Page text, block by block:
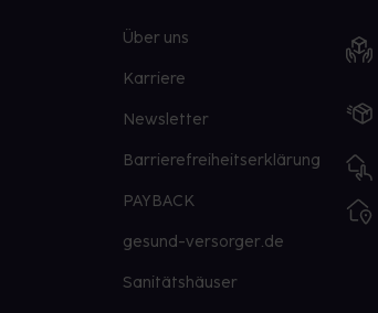
Über uns
Karriere
Newsletter
Barrierefreiheitserklärung
PAYBACK
gesund-versorger.de
Sanitätshäuser